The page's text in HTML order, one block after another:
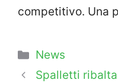
competitivo. Una
Categorie
News
Spalletti